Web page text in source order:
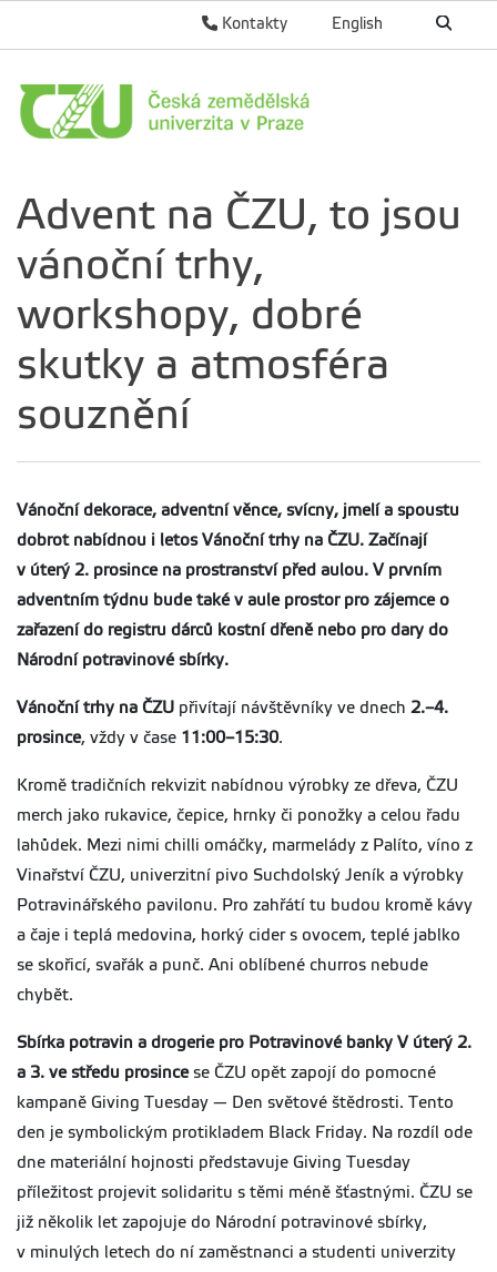
English
Kontakty
Advent na ČZU, to jsou
vánoční trhy,
workshopy, dobré
skutky a atmosféra
souznění
Vánoční dekorace, adventní věnce, svícny, jmelí a spoustu
dobrot nabídnou i letos Vánoční trhy na ČZU. Začínají
v úterý 2. prosince na prostranství před aulou. V prvním
adventním týdnu bude také v aule prostor pro zájemce o
zařazení do registru dárců kostní dřeně nebo pro dary do
Národní potravinové sbírky.
Vánoční trhy na ČZU přivítají návštěvníky ve dnech 2.–4.
prosince, vždy v čase 11:00–15:30.
Kromě tradičních rekvizit nabídnou výrobky ze dřeva, ČZU
merch jako rukavice, čepice, hrnky či ponožky a celou řadu
lahůdek. Mezi nimi chilli omáčky, marmelády z Palíto, víno z
Vinařství ČZU, univerzitní pivo Suchdolský Jeník a výrobky
Potravinářského pavilonu. Pro zahřátí tu budou kromě kávy
a čaje i teplá medovina, horký cider s ovocem, teplé jablko
se skořicí, svařák a punč. Ani oblíbené churros nebude
chybět.
Sbírka potravin a drogerie pro Potravinové banky V úterý 2.
a 3. ve středu prosincese ČZU opět zapojí do pomocné
kampaně Giving Tuesday — Den světové štědrosti. Tento
den je symbolickým protikladem Black Friday. Na rozdíl ode
dne materiální hojnosti představuje Giving Tuesday
příležitost projevit solidaritu s těmi méně šťastnými. ČZU se
již několik let zapojuje do Národní potravinové sbírky,
v minulých letech do ní zaměstnanci a studenti univerzity